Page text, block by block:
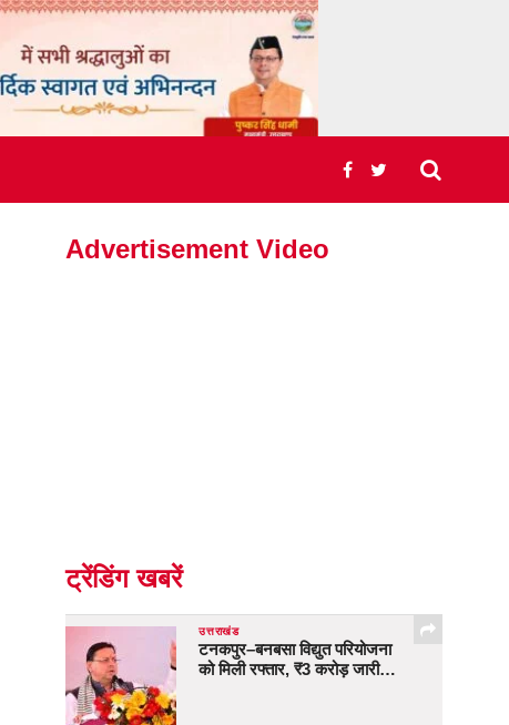
Advertisement Video
ट्रेंडिंग खबरें
उत्तराखंड
टनकपुर–बनबसा विद्युत परियोजना
को मिली रफ्तार, ₹3 करोड़ जारी…